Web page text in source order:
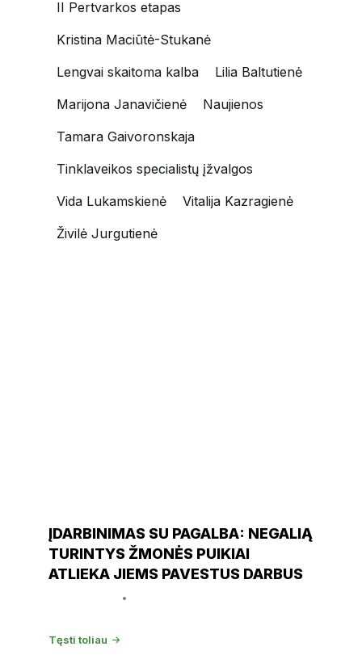
II Pertvarkos etapas
Kristina Maciūtė-Stukanė
Lengvai skaitoma kalba
Lilia Baltutienė
Marijona Janavičienė
Naujienos
Tamara Gaivoronskaja
Tinklaveikos specialistų įžvalgos
Vida Lukamskienė
Vitalija Kazragienė
Živilė Jurgutienė
ĮDARBINIMAS SU PAGALBA: NEGALIĄ
TURINTYS ŽMONĖS PUIKIAI
ATLIEKA JIEMS PAVESTUS DARBUS
Tęsti toliau